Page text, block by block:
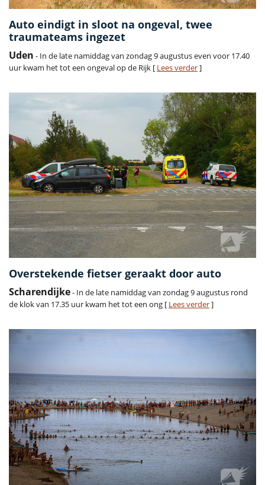
Auto eindigt in sloot na ongeval, twee
traumateams ingezet
Uden - In de late namiddag van zondag 9 augustus even voor 17.40
uur kwam het tot een ongeval op de Rijk [ Lees verder]
Overstekende fietser geraakt door auto
Scharendijke- In de late namiddag van zondag 9 augustus rond
de klok van 17.35 uur kwam het tot een ong [ Lees verder]